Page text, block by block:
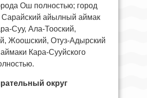
Ош полностью; город
Сарайский айылный аймак
Суу, Ала-Тооский,
Жоошский, Отуз-Адырский
Кара-Сууйского
округ